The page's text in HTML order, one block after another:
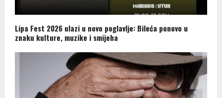
Lipa Fest 2026 ulazi u novo poglavlje: Bileća ponovo u
znaku kulture, muzike i smijeha